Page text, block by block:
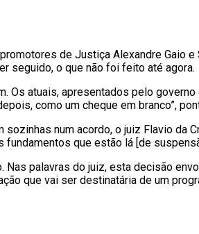
de Justiça Alexandre Gaio
seguido, o que não foi feito até agora.
Os atuais, apresentados pelo
como um cheque em branco”,
sozinhas num acordo, o juiz Flavio
fundamentos que estão lá [de
Nas palavras do juiz, esta decisão
que vai ser destinatária de um